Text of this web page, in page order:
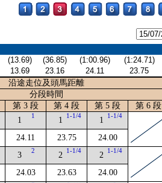
(13.69) (36.85) (1:00.96) (1:24.71)
13.69 23.16 24.11 23.75
沿途走位及頭馬距離
分段時間
第 3 段 第 4 段 第 5 段 第 6 段
1 1
24.11
1 1-1/4
23.75
1 1-1/4
24.00
3 2
24.03
2 1-1/4
23.63
2 1-1/4
24.00